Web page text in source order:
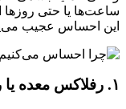
ساعت‌ها یا حتی روزها
این احساس عجیب
۱. رفلاکس معده یا رفلاکس حنجره